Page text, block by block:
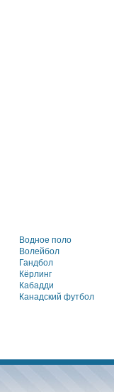
Водное поло
Волейбол
Гандбол
Кёрлинг
Кабадди
Канадский футбол